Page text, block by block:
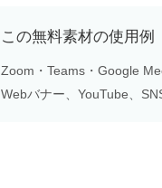
この無料素材の使用例
Zoom・Teams・Google
Webバナー、YouTube、